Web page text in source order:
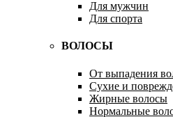
Для мужчин
Для спорта
ВОЛОСЫ
От выпадения
Сухие и
Жирные волосы
Нормальные